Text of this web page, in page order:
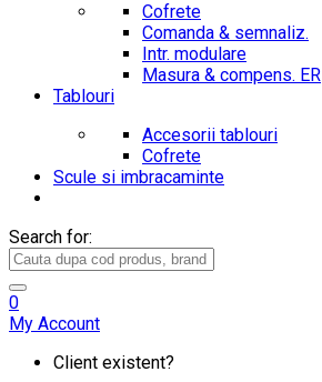
Cofrete
Comanda & semnaliz.
Intr. modulare
Masura & compens. ER
Tablouri
Accesorii tablouri
Cofrete
Scule si imbracaminte
Search for:
0
My Account
Client existent?